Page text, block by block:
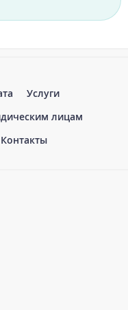
Услуги
лицам
Контакты